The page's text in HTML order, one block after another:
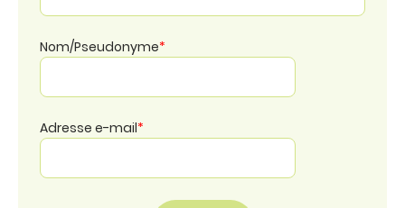
Nom/Pseudonyme*
Adresse e-mail*